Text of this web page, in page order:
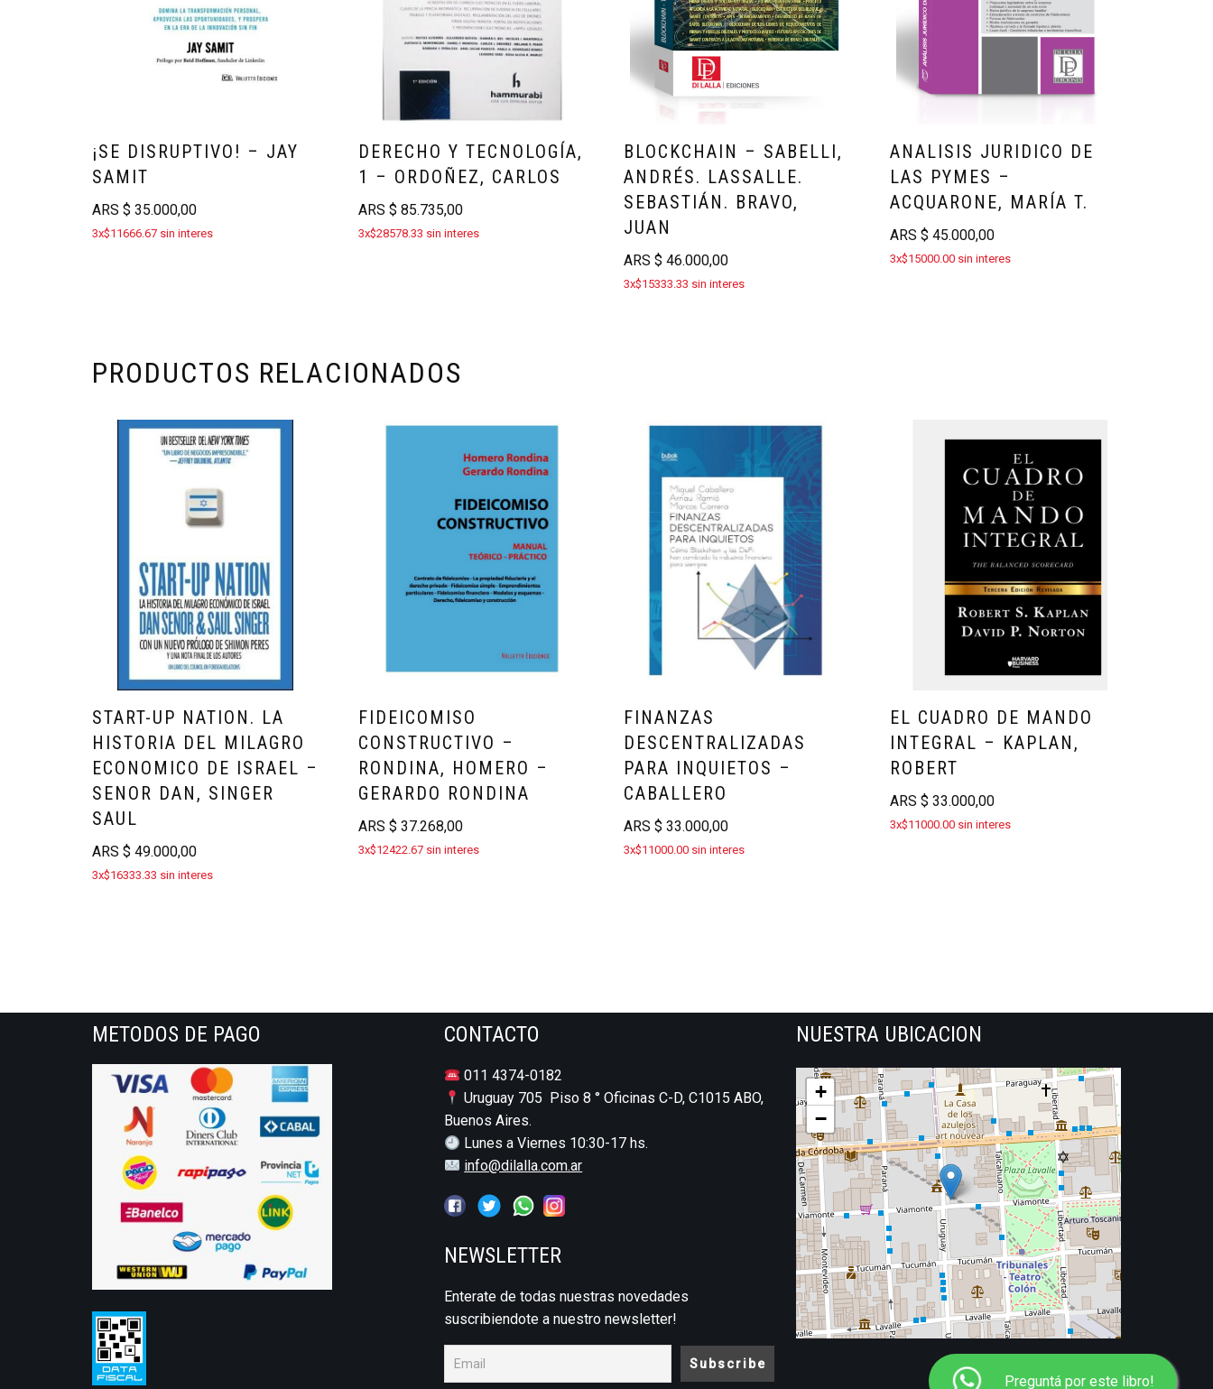
¡SE DISRUPTIVO! – JAY
SAMIT
ARS $ 35.000,00
3x$11666.67 sin interes
DERECHO Y TECNOLOGÍA,
1 – ORDOÑEZ, CARLOS
ARS $ 85.735,00
3x$28578.33 sin interes
BLOCKCHAIN – SABELLI,
ANDRÉS. LASSALLE.
SEBASTIÁN. BRAVO,
JUAN
ARS$ 46.000,00
3x$15333.33 sin interes
ANALISIS JURIDICO DE
LAS PYMES –
ACQUARONE, MARÍA T.
ARS$ 45.000,00
3x$15000.00 sin interes
PRODUCTOS RELACIONADOS
START-UP NATION. LA
HISTORIA DEL MILAGRO
ECONOMICO DE ISRAEL –
SENOR DAN, SINGER
SAUL
ARS $ 49.000,00
3x$16333.33 sin interes
FIDEICOMISO
CONSTRUCTIVO –
RONDINA, HOMERO –
GERARDO RONDINA
ARS $ 37.268,00
3x$12422.67 sin interes
FINANZAS
DESCENTRALIZADAS
PARA INQUIETOS –
CABALLERO
ARS$ 33.000,00
3x$11000.00 sin interes
EL CUADRO DE MANDO
INTEGRAL – KAPLAN,
ROBERT
ARS$ 33.000,00
3x$11000.00 sin interes
Preguntá por este libro!
METODOS DE PAGO CONTACTO
011 4374-0182
Uruguay 705 Piso 8 ° Oficinas C-D, C1015 ABO,
Buenos Aires.
Lunes a Viernes 10:30-17 hs.
info@dilalla.com.ar
NEWSLETTER
Enterate de todas nuestras novedades
suscribiendote a nuestro newsletter!
NUESTRA UBICACION
+
−